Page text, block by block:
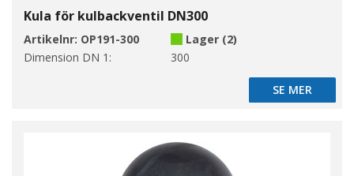
Kula för kulbackventil DN300
Artikelnr: OP191-300
Lager (2)
Dimension DN 1:
300
SE MER
SE MER